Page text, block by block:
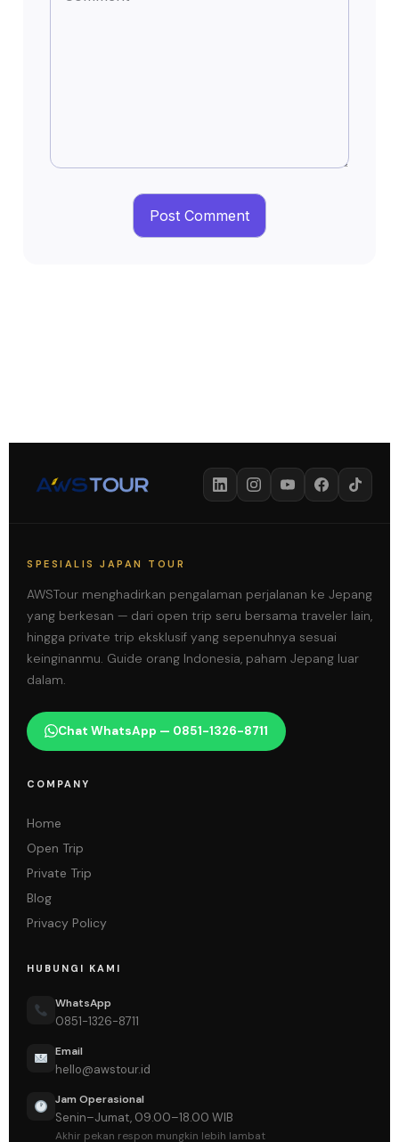
SPESIALIS JAPAN TOUR
AWSTour menghadirkan pengalaman perjalanan ke Jepang
yang berkesan — dari open trip seru bersama traveler lain,
hingga private trip eksklusif yang sepenuhnya sesuai
keinginanmu. Guide orang Indonesia, paham Jepang luar
dalam.
Chat WhatsApp — 0851-1326-8711
COMPANY
Home
Open Trip
Private Trip
Blog
Privacy Policy
HUBUNGI KAMI
WhatsApp
0851-1326-8711
Email
hello@awstour.id
Jam Operasional
Senin–Jumat, 09.00–18.00 WIB
Akhir pekan respon mungkin lebih lambat